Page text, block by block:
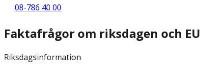
08-786 40 00
Faktafrågor om riksdagen och EU
Riksdagsinformation